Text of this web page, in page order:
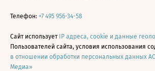
Телефон: +7 495 956-34-58
Сайт использует IP адреса, cookie и данные
Пользователей сайта, условия использования
в отношении обработки персональных данных
Медиа»